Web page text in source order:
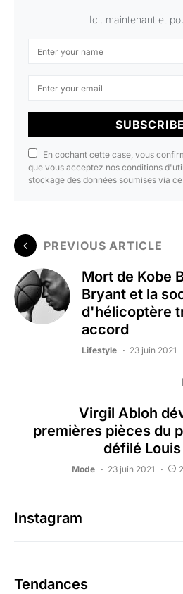
Ici, maintenant et
SUBSCRIBE
En cochant cette case, vous
que vous acceptez nos conditions
stockage des données soumises via
PREVIOUS ARTICLE
Mort de Kobe
Bryant et la
d'hélicoptère
accord
Lifestyle 23 juin 2021
Virgil Abloh
premières pièces du
défilé
Mode 23 juin 2021
Instagram
Tendances